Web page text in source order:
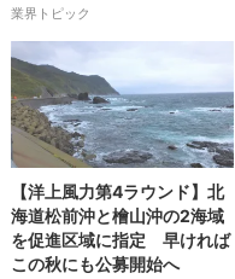
業界トピック
【洋上風力第4ラウンド】北
海道松前沖と檜山沖の2海域
を促進区域に指定 早ければ
この秋にも公募開始へ